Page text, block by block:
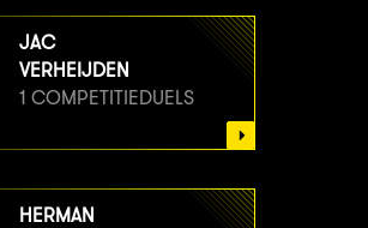
JAC
VERHEIJDEN
1 COMPETITIEDUELS
HERMAN